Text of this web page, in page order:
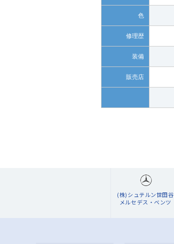
色
修理歴
装備
販売店
(株)シュテルン世田谷
メルセデス・ベンツ